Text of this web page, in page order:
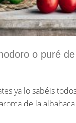
o puré
ya lo sabéis
de la